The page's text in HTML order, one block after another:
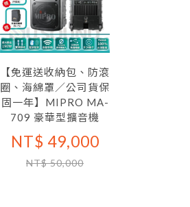
【免運送收納包、防滾
圈、海綿罩／公司貨保
固一年】MIPRO MA-
709 豪華型擴音機
NT$ 49,000
NT$ 50,000